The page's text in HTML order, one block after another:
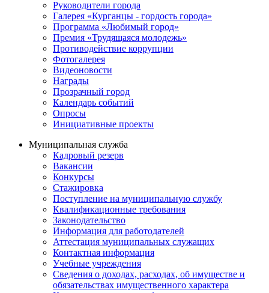
Руководители города
Галерея «Курганцы - гордость города»
Программа «Любимый город»
Премия «Трудящаяся молодежь»
Противодействие коррупции
Фотогалерея
Видеоновости
Награды
Прозрачный город
Календарь событий
Опросы
Инициативные проекты
Муниципальная служба
Кадровый резерв
Вакансии
Конкурсы
Стажировка
Поступление на муниципальную службу
Квалификационные требования
Законодательство
Информация для работодателей
Аттестация муниципальных служащих
Контактная информация
Учебные учреждения
Сведения о доходах, расходах, об имуществе и
обязательствах имущественного характера